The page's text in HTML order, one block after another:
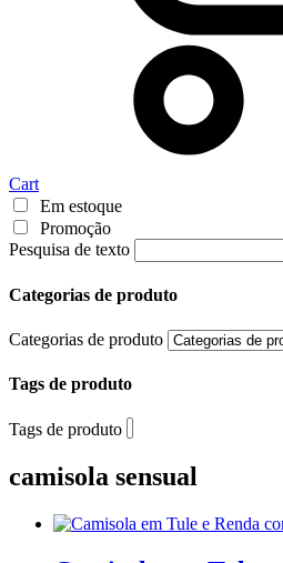
Cart
Em estoque
Promoção
Pesquisa de texto
Categorias de produto
Categorias de produto
Tags de produto
Tags de produto
camisola sensual